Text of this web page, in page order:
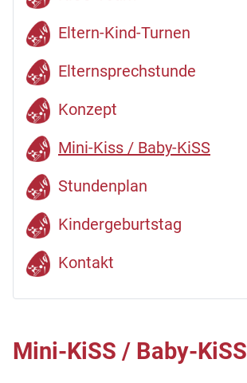
Eltern-Kind-Turnen
Elternsprechstunde
Konzept
Mini-Kiss / Baby-KiSS
Stundenplan
Kindergeburtstag
Kontakt
Mini-KiSS / Baby-KiSS